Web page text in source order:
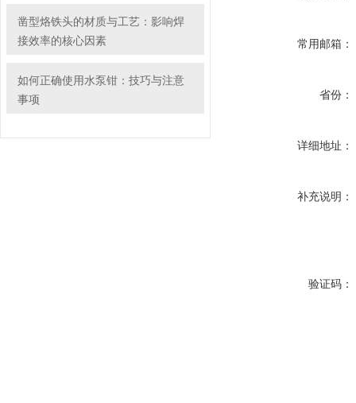
凿型烙铁头的材质与工艺：影响焊
接效率的核心因素
如何正确使用水泵钳：技巧与注意
事项
常用邮箱：
省份：
详细地址：
补充说明：
验证码：